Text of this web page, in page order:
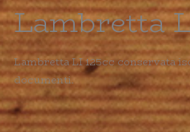
Lambretta
Lambretta LI 125cc conservata
documenti.